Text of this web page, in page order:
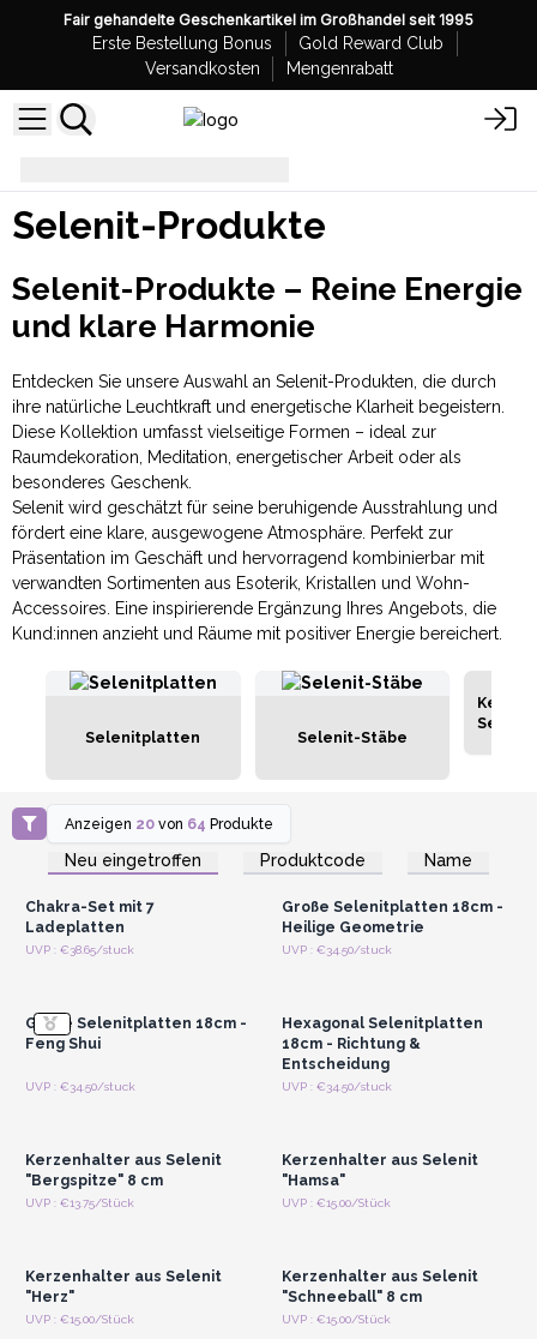
Fair gehandelte Geschenkartikel im Großhandel seit 1995
Erste Bestellung Bonus
Gold Reward Club
Versandkosten
Mengenrabatt
Selenit-Produkte
Selenit-Produkte – Reine Energie
und klare Harmonie
Entdecken Sie unsere Auswahl an Selenit-Produkten, die durch
ihre natürliche Leuchtkraft und energetische Klarheit begeistern.
Diese Kollektion umfasst vielseitige Formen – ideal zur
Raumdekoration, Meditation, energetischer Arbeit oder als
besonderes Geschenk.
Selenit wird geschätzt für seine beruhigende Ausstrahlung und
fördert eine klare, ausgewogene Atmosphäre. Perfekt zur
Präsentation im Geschäft und hervorragend kombinierbar mit
verwandten Sortimenten aus Esoterik, Kristallen und Wohn-
Accessoires. Eine inspirierende Ergänzung Ihres Angebots, die
Kund:innen anzieht und Räume mit positiver Energie bereichert.
Selenitplatten Selenit-Stäbe
Selenit
Anzeigen 20 von 64 Produkte
Neu eingetroffen Produktcode Name
Anmelden oder
Registrieren für
Großhandelspreise
Chakra-Set mit 7
Ladeplatten
UVP : €38.65/stuck
Registrieren für
Großhandelspreise
Große Selenitplatten 18cm -
Heilige Geometrie
UVP : €34.50/stuck
Anmelden oder
Große Selenitplatten 18cm -
Feng Shui
UVP : €34.50/stuck
Anmelden oder
Hexagonal Selenitplatten
18cm - Richtung &
Entscheidung
UVP : €34.50/stuck
Anmelden oder
Kerzenhalter aus Selenit
"Bergspitze" 8 cm
UVP : €13.75/Stück
Anmelden oder
Kerzenhalter aus Selenit
"Hamsa"
UVP : €15.00/Stück
Anmelden oder
Kerzenhalter aus Selenit
"Herz"
UVP : €15.00/Stück
Anmelden oder
Kerzenhalter aus Selenit
"Schneeball" 8 cm
UVP : €15.00/Stück
Anmelden oder
Anmelden oder